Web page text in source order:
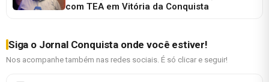
com TEA em Vitória da Conquista
Siga o Jornal Conquista onde você estiver!
Nos acompanhe também nas redes sociais. É só clicar e seguir!